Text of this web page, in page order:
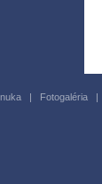
| Fotogaléria |